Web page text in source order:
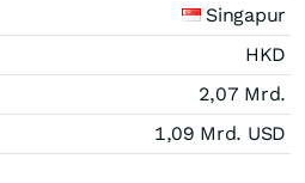
Singapur
HKD
2,07 Mrd.
1,09 Mrd. USD